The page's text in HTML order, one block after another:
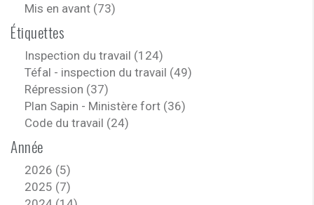
Mis en avant (73)
Étiquettes
Inspection du travail (124)
Téfal - inspection du travail (49)
Répression (37)
Plan Sapin - Ministère fort (36)
Code du travail (24)
Année
2026 (5)
2025 (7)